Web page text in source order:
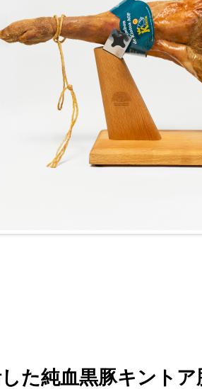
た純血黒豚キントア